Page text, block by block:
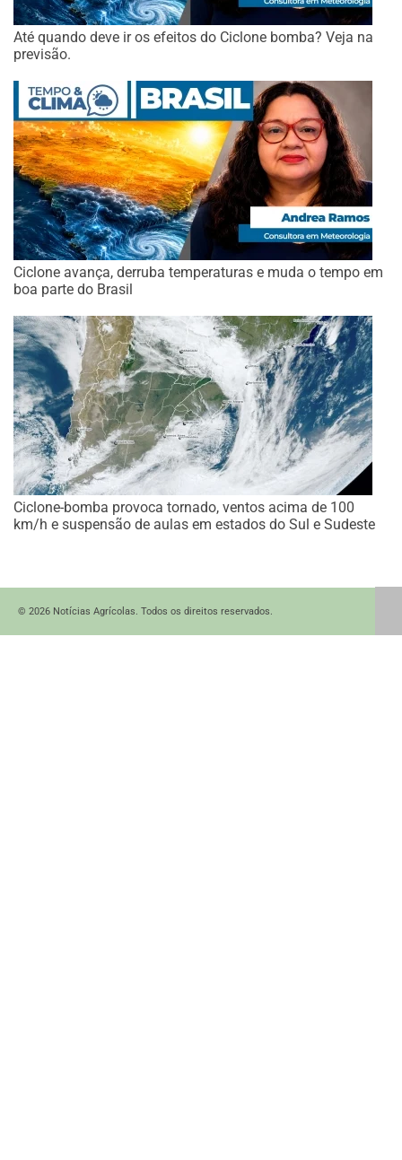
Até quando deve ir os efeitos do Ciclone bomba? Veja na
previsão.
Ciclone avança, derruba temperaturas e muda o tempo em
boa parte do Brasil
Ciclone-bomba provoca tornado, ventos acima de 100
km/h e suspensão de aulas em estados do Sul e Sudeste
© 2026 Notícias Agrícolas. Todos os direitos reservados.